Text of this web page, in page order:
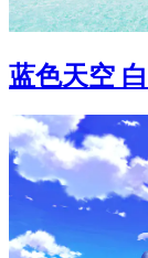
蓝色天空